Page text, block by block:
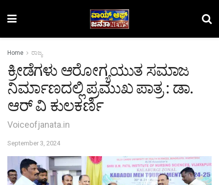
Home ರಾಜ್ಯ
ಕ್ರೀಡೆಗಳು ಆರೋಗ್ಯಯುತ ಸಮಾಜ
ನಿರ್ಮಾಣದಲ್ಲಿ ಪ್ರಮುಖ ಪಾತ್ರ : ಡಾ.
ಆರ್ ವಿ ಕುಲಕರ್ಣಿ
Voiceofjanata.in
September 3, 2024